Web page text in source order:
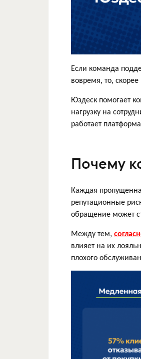
Если команда
вовремя, то,
Юздеск помогает
нагрузку на
работает
Почему
Каждая
репутационные
обращение может
Между тем,
влияет на их
плохого